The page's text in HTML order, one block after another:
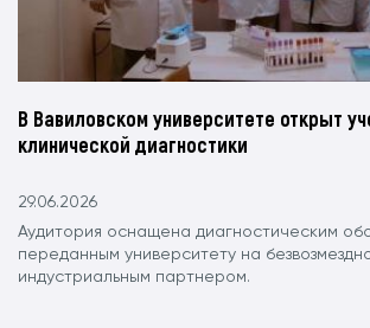
В Вавиловском университете открыт
клинической диагностики
29.06.2026
Аудитория оснащена диагностическим
переданным университету на
индустриальным партнером.